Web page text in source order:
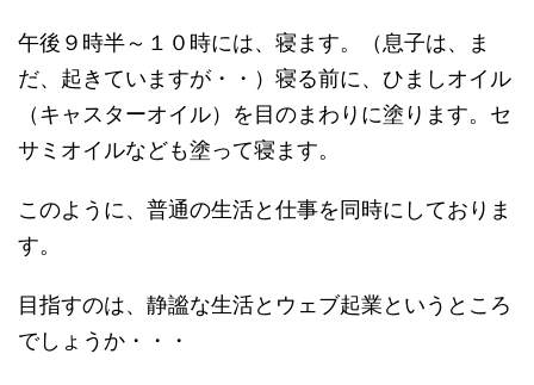
午後９時半～１０時には、寝ます。（息子は、ま
だ、起きていますが・・）寝る前に、ひましオイル
（キャスターオイル）を目のまわりに塗ります。セ
サミオイルなども塗って寝ます。
このように、普通の生活と仕事を同時にしておりま
す。
目指すのは、静謐な生活とウェブ起業というところ
でしょうか・・・